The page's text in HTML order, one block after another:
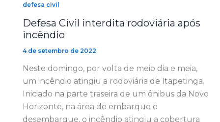
defesa civil
Defesa Civil interdita rodoviária após
incêndio
4 de setembro de 2022
Neste domingo, por volta de meio dia e meia,
um incêndio atingiu a rodoviária de Itapetinga.
Iniciado na parte traseira de um ônibus da Novo
Horizonte, na área de embarque e
desembarque, o incêndio atingiu a cobertura